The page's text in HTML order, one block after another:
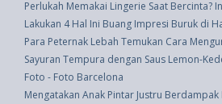
Perlukah Memakai Lingerie Saat Bercinta?
Lakukan 4 Hal Ini Buang Impresi Buruk di
Para Peternak Lebah Temukan Cara
Sayuran Tempura dengan Saus Lemon-
Foto - Foto Barcelona
Mengatakan Anak Pintar Justru Berdampak